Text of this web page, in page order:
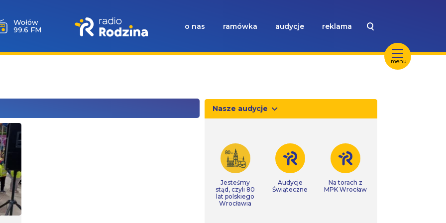
menu
Wołów
99.6 FM
o nas ramówka audycje reklama
Nasze audycje
Jesteśmy
stąd, czyli 80
lat polskiego
Wrocławia
Audycje
Świąteczne
Na torach z
MPK Wrocław